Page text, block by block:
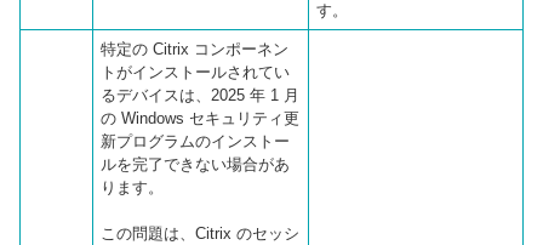
す。
特定の Citrix コンポーネン
トがインストールされてい
るデバイスは、2025 年 1 月
の Windows セキュリティ更
新プログラムのインストー
ルを完了できない場合があ
ります。
この問題は、Citrix のセッシ